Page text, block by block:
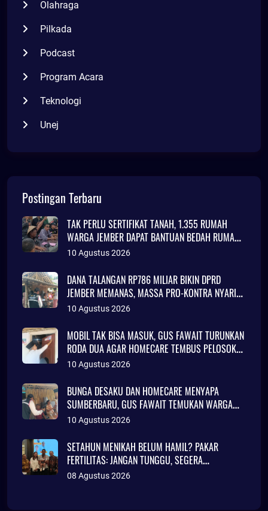
Olahraga
Pilkada
Podcast
Program Acara
Teknologi
Unej
Postingan Terbaru
TAK PERLU SERTIFIKAT TANAH, 1.355 RUMAH
WARGA JEMBER DAPAT BANTUAN BEDAH RUMAH
2026
10 Agustus 2026
DANA TALANGAN RP786 MILIAR BIKIN DPRD
JEMBER MEMANAS, MASSA PRO-KONTRA NYARIS
BENTROK
10 Agustus 2026
MOBIL TAK BISA MASUK, GUS FAWAIT TURUNKAN
RODA DUA AGAR HOMECARE TEMBUS PELOSOK
JEMBER
10 Agustus 2026
BUNGA DESAKU DAN HOMECARE MENYAPA
SUMBERBARU, GUS FAWAIT TEMUKAN WARGA
TINGGAL DI RUMAH TAK LAYAK HUNI
10 Agustus 2026
SETAHUN MENIKAH BELUM HAMIL? PAKAR
FERTILITAS: JANGAN TUNGGU, SEGERA
KONSULTASI
08 Agustus 2026